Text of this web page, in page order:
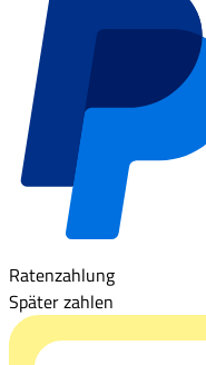
Ratenzahlung
Später zahlen